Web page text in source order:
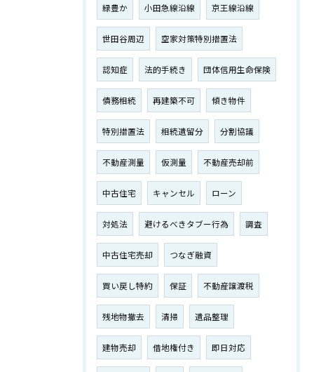
緑豊か 小田急線沿線 京王線沿線
世田谷周辺 空家対策特別措置法
認知症 法的手続き 団体信用生命保険
債務相続 再建築不可 傾き物件
特別措置法 相続遺留分 分割協議
不動産測量 仮測量 不動産売却前
中古住宅 キャンセル ローン
対処法 避けるべきタブー行為 調査
中古住宅売却 つなぎ融資
買い戻し特約 保証 不動産譲渡税
残地物撤去 清掃 遺品整理
建物売却 借地権付き 即日対応